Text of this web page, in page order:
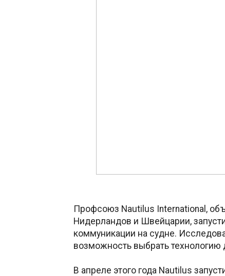
Профсоюз Nautilus International,
Нидерландов и Швейцарии,
коммуникации на судне.
возможность выбрать технологию
В апреле этого года Nautilus